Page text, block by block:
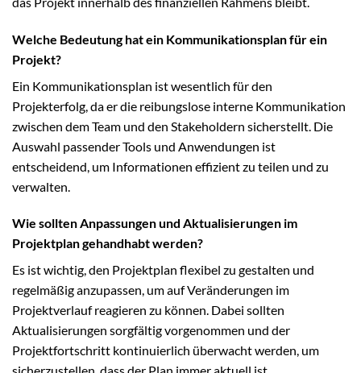
Welche Bedeutung hat ein Kommunikationsplan für ein
Projekt?
Ein Kommunikationsplan ist wesentlich für den
Projekterfolg, da er die reibungslose interne Kommunikation
zwischen dem Team und den Stakeholdern sicherstellt. Die
Auswahl passender Tools und Anwendungen ist
entscheidend, um Informationen effizient zu teilen und zu
verwalten.
Wie sollten Anpassungen und Aktualisierungen im
Projektplan gehandhabt werden?
Es ist wichtig, den Projektplan flexibel zu gestalten und
regelmäßig anzupassen, um auf Veränderungen im
Projektverlauf reagieren zu können. Dabei sollten
Aktualisierungen sorgfältig vorgenommen und der
Projektfortschritt kontinuierlich überwacht werden, um